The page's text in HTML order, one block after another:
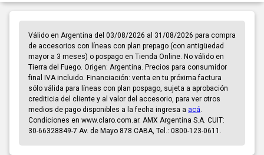
Válido en Argentina del 03/08/2026 al 31/08/2026 para compra
de accesorios con líneas con plan prepago (con antigüedad
mayor a 3 meses) o pospago en Tienda Online. No válido en
Tierra del Fuego. Origen: Argentina. Precios para consumidor
final IVA incluido. Financiación: venta en tu próxima factura
sólo válida para líneas con plan pospago, sujeta a aprobación
crediticia del cliente y al valor del accesorio, para ver otros
medios de pago disponibles a la fecha ingresa a acá
Condiciones en www.claro.com.ar. AMX Argentina S.A. CUIT:
30-66328849-7 Av. de Mayo 878 CABA, Tel.: 0800-123-0611.